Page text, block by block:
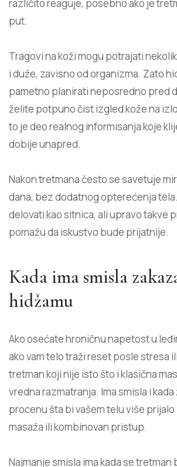
različito reaguje, posebno ako je
put.
Tragovi na koži mogu potrajati
i duže, zavisno od organizma. Zato
pametno planirati neposredno pred
želite potpuno čist izgled kože na
to je deo realnog informisanja koje
dobije unapred.
Nakon tretmana često se savetuje
dana, bez dodatnog opterećenja
delovati kao sitnica, ali upravo takve
pomažu da iskustvo bude prijatnije.
Kada ima smisla
hidžamu
Ako osećate hroničnu napetost u
ako vam telo traži reset posle stresa
tretman koji nije isto što i klasična
vredna razmatranja. Ima smisla i
procenu šta bi vašem telu više prijalo
masaža ili kombinovan pristup.
Najmanje smisla ima kada se tretman